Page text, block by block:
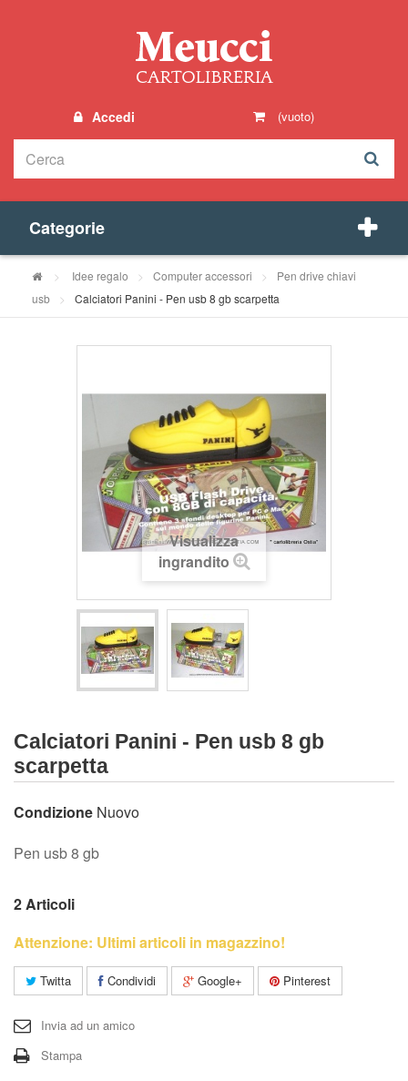
Accedi (vuoto)
Categorie
> Idee regalo > Computer accessori >
Pen drive chiavi
usb
> Calciatori Panini - Pen usb 8 gb scarpetta
Visualizza
ingrandito
Calciatori Panini - Pen usb 8 gb
scarpetta
Condizione Nuovo
Pen usb 8 gb
2Articoli
Attenzione: Ultimi articoli in magazzino!
Twitta Condividi Google+ Pinterest
Invia ad un amico
Stampa